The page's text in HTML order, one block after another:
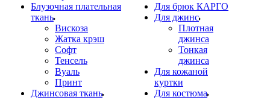
Блузочная плательная
ткань
Вискоза
Жатка крэш
Софт
Тенсель
Вуаль
Принт
Джинсовая ткань
Для брюк КАРГО
Для джинс
Плотная
джинса
Тонкая
джинса
Для кожаной
куртки
Для костюма